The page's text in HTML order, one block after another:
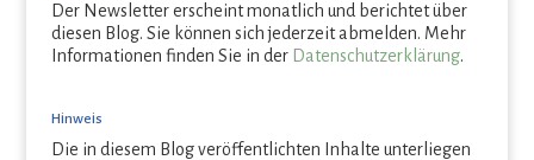
Der Newsletter erscheint monatlich und berichtet über
diesen Blog. Sie können sich jederzeit abmelden. Mehr
Informationen finden Sie in der Datenschutzerklärung.
Hinweis
Die in diesem Blog veröffentlichten Inhalte unterliegen